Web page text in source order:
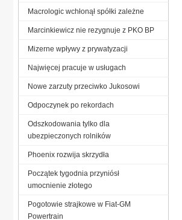
Macrologic wchłonął spółki zależne
Marcinkiewicz nie rezygnuje z PKO BP
Mizerne wpływy z prywatyzacji
Najwięcej pracuje w usługach
Nowe zarzuty przeciwko Jukosowi
Odpoczynek po rekordach
Odszkodowania tylko dla
ubezpieczonych rolników
Phoenix rozwija skrzydła
Początek tygodnia przyniósł
umocnienie złotego
Pogotowie strajkowe w Fiat-GM
Powertrain